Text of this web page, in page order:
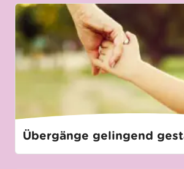
Übergänge gelingend